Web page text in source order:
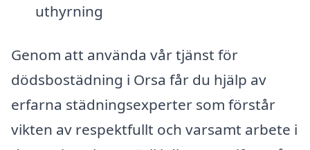
uthyrning
Genom att använda vår tjänst för
dödsbostädning i Orsa får du hjälp av
erfarna städningsexperter som förstår
vikten av respektfullt och varsamt arbete i